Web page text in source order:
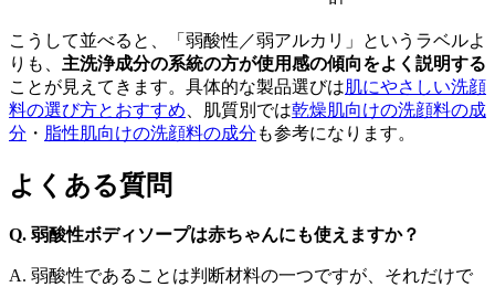
こうして並べると、「弱酸性／弱アルカリ」というラベルよ
りも、 主洗浄成分の系統の方が使用感の傾向をよく説明する
ことが見えてきます。具体的な製品選びは肌にやさしい洗顔
料の選び方とおすすめ 、肌質別では乾燥肌向けの洗顔料の成
分 ・ 脂性肌向けの洗顔料の成分 も参考になります。
よくある質問
Q. 弱酸性ボディソープは赤ちゃんにも使えますか？
A. 弱酸性であることは判断材料の一つですが、それだけで